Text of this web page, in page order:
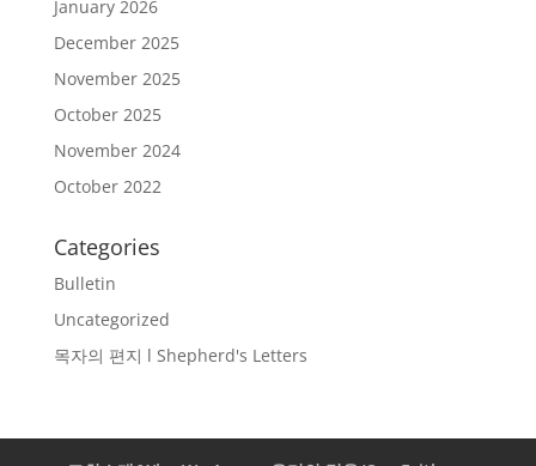
January 2026
December 2025
November 2025
October 2025
November 2024
October 2022
Categories
Bulletin
Uncategorized
목자의 편지 l Shepherd's Letters